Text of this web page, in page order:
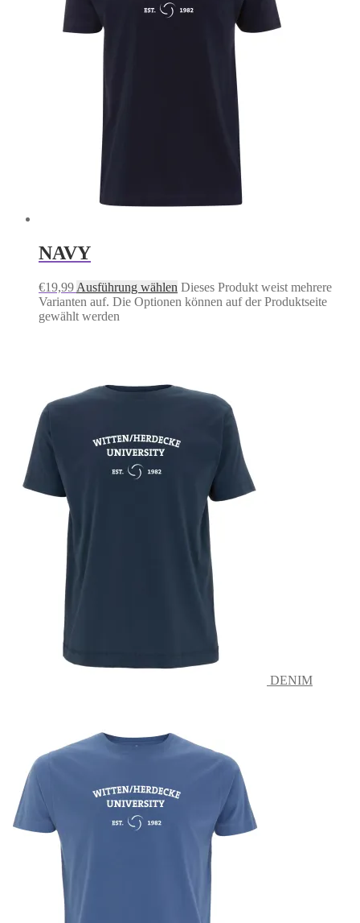
NAVY
€19,99 Ausführung wählen Dieses Produkt weist mehrere
Varianten auf. Die Optionen können auf der Produktseite
gewählt werden
DENIM